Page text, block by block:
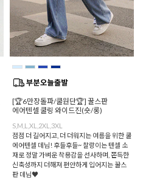
[🏆6만장돌파/쿨원단🏆] 꿀스판
에어텐셀 쿨링 와이드진(숏/롱)
S,M,L,XL,2XL,3XL
점점 더 길어지고, 더 더워지는 여름을 위한 쿨
에어텐셀 데님! 후들후들~ 찰랑이는 텐셀 소
재로 정말 가벼운 착용감을 선사하며, 쫀득한
신축성까지 더해져 편안하게 입어지는 꿀스
판 데님♥